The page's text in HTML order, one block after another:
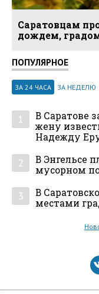
Саратовцам
дождем,
ПОПУЛЯРНОЕ
ЗА 24 ЧАСА ЗА НЕДЕЛЮ
1
В Саратове
жену
Надежду
2
В Энгельсе
мусорном
3
В
местами